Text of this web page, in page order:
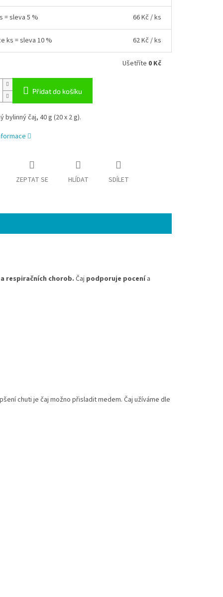
= sleva 5 % 66 Kč / ks
ks = sleva 10 % 62 Kč / ks
Ušetříte 0 Kč
Přidat do košíku
bylinný čaj, 40 g (20 x 2 g).
ZEPTAT SE HLÍDAT SDÍLET
respiračních chorob. Čaj podporuje pocenía
chuti je čaj možno přisladit medem. Čaj užíváme dle